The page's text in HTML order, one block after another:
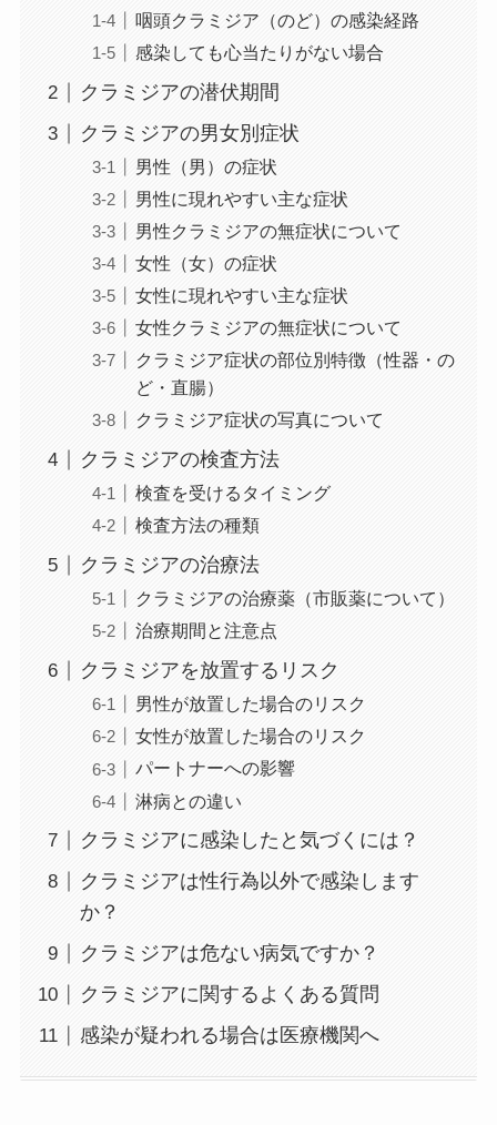
咽頭クラミジア（のど）の感染経路
感染しても心当たりがない場合
クラミジアの潜伏期間
クラミジアの男女別症状
男性（男）の症状
男性に現れやすい主な症状
男性クラミジアの無症状について
女性（女）の症状
女性に現れやすい主な症状
女性クラミジアの無症状について
クラミジア症状の部位別特徴（性器・の
ど・直腸）
クラミジア症状の写真について
クラミジアの検査方法
検査を受けるタイミング
検査方法の種類
クラミジアの治療法
クラミジアの治療薬（市販薬について）
治療期間と注意点
クラミジアを放置するリスク
男性が放置した場合のリスク
女性が放置した場合のリスク
パートナーへの影響
淋病との違い
クラミジアに感染したと気づくには？
クラミジアは性行為以外で感染します
か？
クラミジアは危ない病気ですか？
クラミジアに関するよくある質問
感染が疑われる場合は医療機関へ